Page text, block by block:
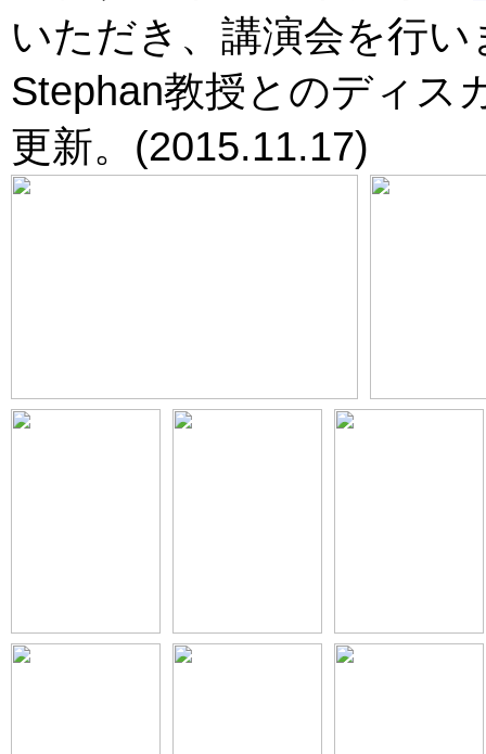
いただき、講演会を行
Stephan教授とのディス
更新。(2015.11.17)